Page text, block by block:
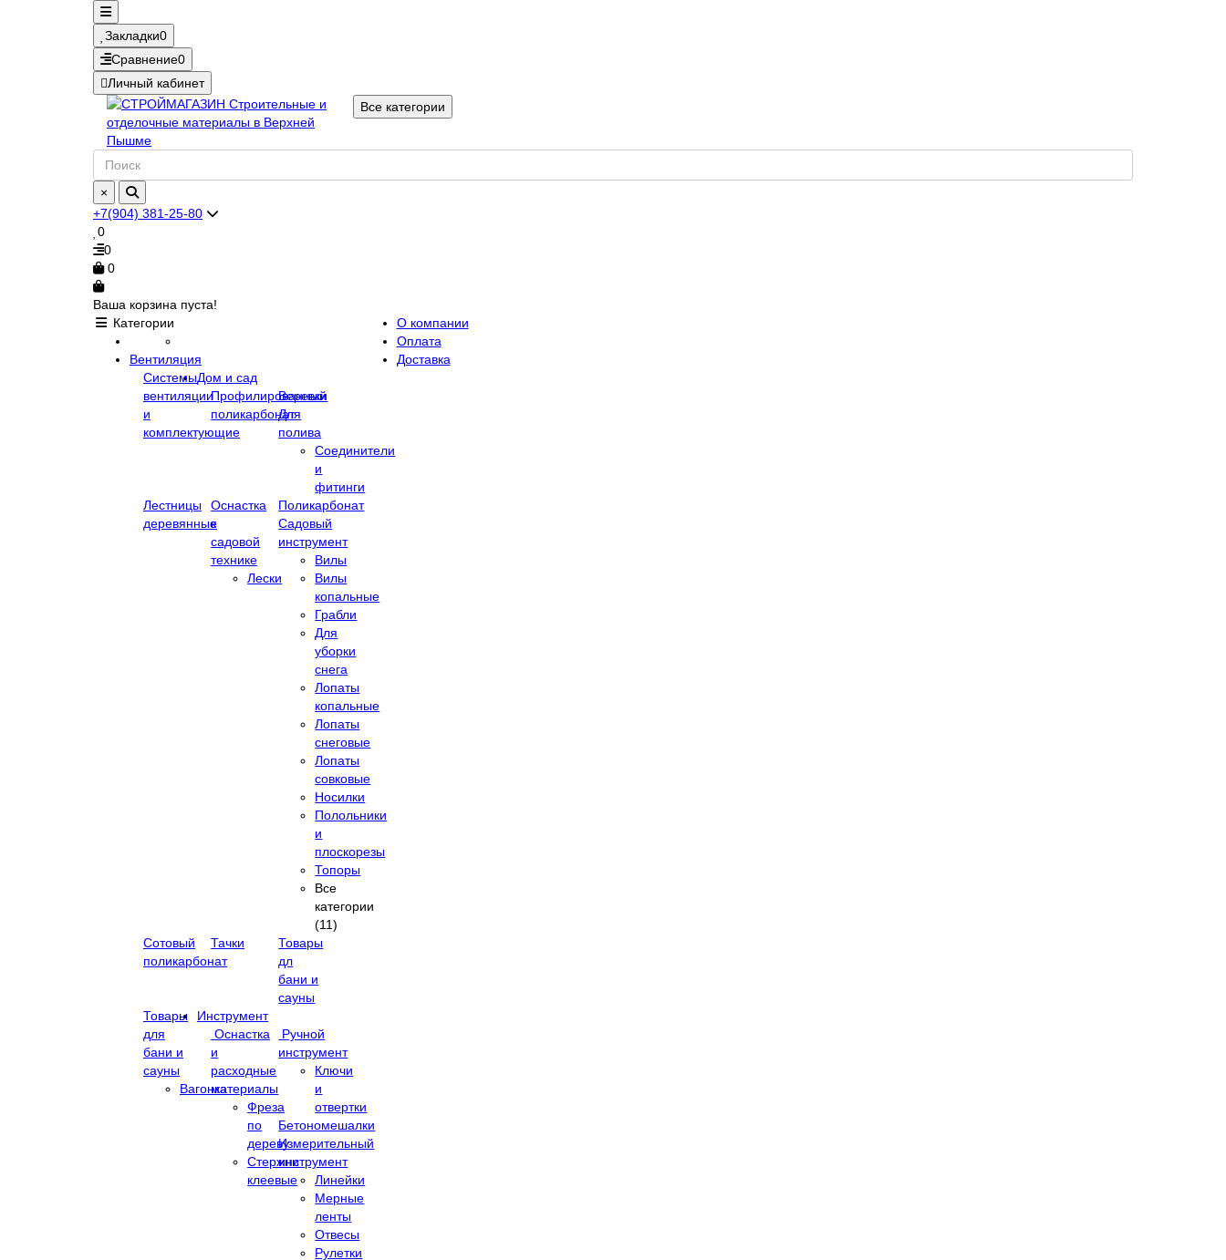
Закладки0
Сравнение0
Личный кабинет
Все категории
×
+7(904) 381-25-80
0
0
0
Ваша корзина пуста!
Категории
Вентиляция
Системы
вентиляции
и
комплектующие
Дом и сад
Профилированный
поликарбонат
Веревки
Для
полива
Соединители
и
фитинги
Лестницы
деревянные
Оснастка
к
садовой
технике
Лески
Поликарбонат
Садовый
инструмент
Вилы
Вилы
копальные
Грабли
Для
уборки
снега
Лопаты
копальные
Лопаты
снеговые
Лопаты
совковые
Носилки
Полольники
и
плоскорезы
Топоры
Все
категории
(11)
Сотовый
поликарбонат
Тачки
Товары
дл
бани и
сауны
Товары
для
бани и
сауны
Вагонка
Инструмент
Оснастка
и
расходные
материалы
Фреза
по
дереву
Стержни
клеевые
Ручной
инструмент
Ключи
и
отвертки
Бетономешалки
Измерительный
инструмент
Линейки
Мерные
ленты
Отвесы
Рулетки
О компании
Оплата
Доставка